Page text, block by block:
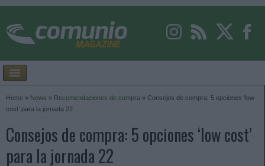
Home » News » Recomendaciones de compra » Consejos de compra: 5 opciones ‘low
cost’ para la jornada 22
Consejos de compra: 5 opciones ‘low cost’
para la jornada 22